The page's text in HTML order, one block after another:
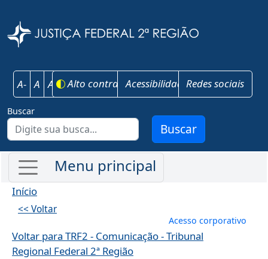
A- A A+ Alto contrasteAcessibilidadeRedes sociais
Buscar
Buscar
Início
<< Voltar
Menu de
Acesso corporativo
Voltar para TRF2 - Comunicação - Tribunal
Regional Federal 2ª Região